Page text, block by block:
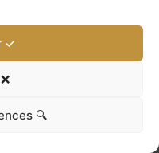
✓
🔍
et de luminaires
manufacturées
et